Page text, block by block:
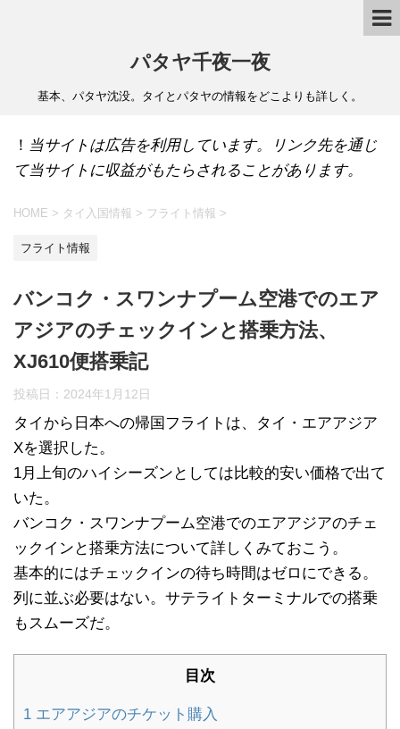
パタヤ千夜一夜
基本、パタヤ沈没。タイとパタヤの情報をどこよりも詳しく。
！ 当サイトは広告を利用しています。リンク先を通じ
て当サイトに収益がもたらされることがあります。
HOME > タイ入国情報 > フライト情報 >
フライト情報
バンコク・スワンナプーム空港でのエア
アジアのチェックインと搭乗方法、
XJ610便搭乗記
投稿日： 2024年1月12日
タイから日本への帰国フライトは、タイ・エアアジア
Xを選択した。
1月上旬のハイシーズンとしては比較的安い価格で出て
いた。
バンコク・スワンナプーム空港でのエアアジアのチェ
ックインと搭乗方法について詳しくみておこう。
基本的にはチェックインの待ち時間はゼロにできる。
列に並ぶ必要はない。サテライトターミナルでの搭乗
もスムーズだ。
目次
1 エアアジアのチケット購入